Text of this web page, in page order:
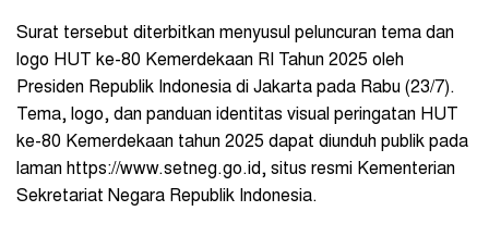
Surat tersebut diterbitkan menyusul peluncuran tema dan
logo HUT ke-80 Kemerdekaan RI Tahun 2025 oleh
Presiden Republik Indonesia di Jakarta pada Rabu (23/7).
Tema, logo, dan panduan identitas visual peringatan HUT
ke-80 Kemerdekaan tahun 2025 dapat diunduh publik pada
laman https://www.setneg.go.id, situs resmi Kementerian
Sekretariat Negara Republik Indonesia.